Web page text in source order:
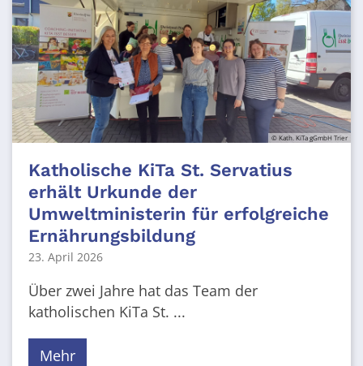
© Kath. KiTa gGmbH Trier
Katholische KiTa St. Servatius
erhält Urkunde der
Umweltministerin für erfolgreiche
Ernährungsbildung
23. April 2026
Über zwei Jahre hat das Team der
katholischen KiTa St. ...
Mehr